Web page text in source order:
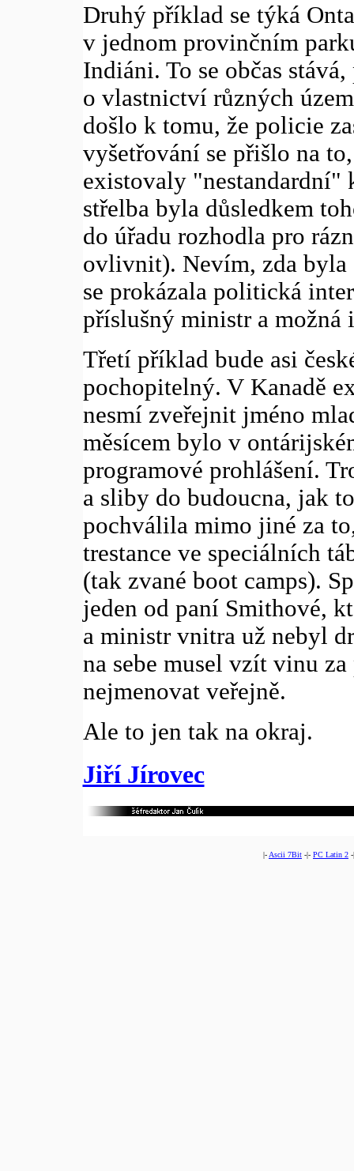
Druhý příklad se týká
v jednom provinčním
Indiáni. To se občas
o vlastnictví různých
došlo k tomu, že policie
vyšetřování se přišlo na
existovaly "nestandardní"
střelba byla důsledkem
do úřadu rozhodla pro
ovlivnit). Nevím, zda byla
se prokázala politická
příslušný ministr a možná
Třetí příklad bude asi
pochopitelný. V Kanadě
nesmí zveřejnit jméno
měsícem bylo v
programové prohlášení.
a sliby do budoucna, jak
pochválila mimo jiné za
trestance ve speciálních
(tak zvané boot camps).
jeden od paní Smithové,
a ministr vnitra už nebyl
na sebe musel vzít vinu
nejmenovat veřejně.
Ale to jen tak na okraj.
Jiří Jírovec
|- Ascii 7Bit -|- PC Latin 2